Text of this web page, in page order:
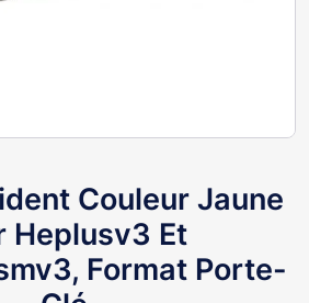
Couleur Jaune
Heplusv3 Et
Format Porte-